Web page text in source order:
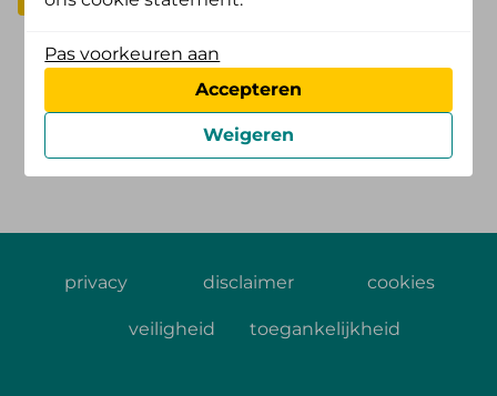
Was deze informatie nuttig?
Nee
privacy disclaimer cookies
veiligheid toegankelijkheid
Pas voorkeuren aan
Accepteren
Weigeren